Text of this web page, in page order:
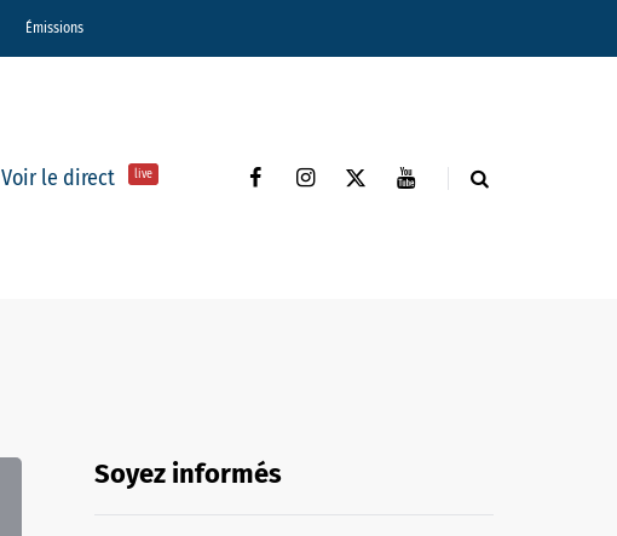
Émissions
Voir le direct live
Soyez informés